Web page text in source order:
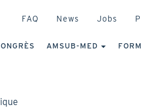
HEADER
FAQ News Jobs
AMSUB-MED